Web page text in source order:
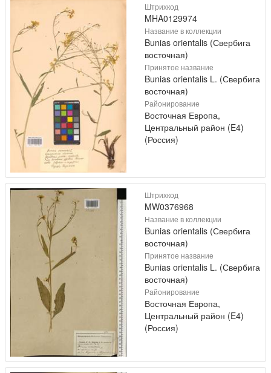
Штрихкод
MHA0129974
Название в коллекции
Bunias orientalis (Свербига
восточная)
Принятое название
Bunias orientalis L. (Свербига
восточная)
Районирование
Восточная Европа,
Центральный район (E4)
(Россия)
Штрихкод
MW0376968
Название в коллекции
Bunias orientalis (Свербига
восточная)
Принятое название
Bunias orientalis L. (Свербига
восточная)
Районирование
Восточная Европа,
Центральный район (E4)
(Россия)